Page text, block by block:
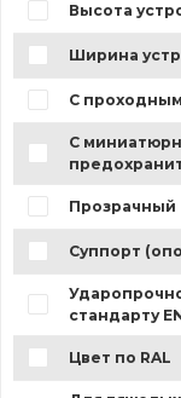
Высота
Ширина
С
С
Прозрачный
Суппорт
стандарту
Цвет по RAL